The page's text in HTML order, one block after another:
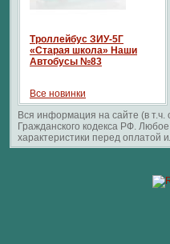
Троллейбус ЗИУ-5Г
«Старая школа» Наши
Автобусы №83
Все новинки
Вся информация на сайте (в
Гражданского кодекса РФ.
характеристики перед оплатой